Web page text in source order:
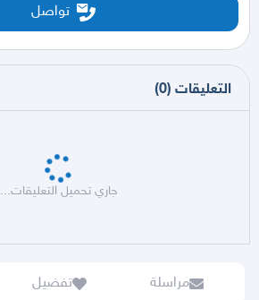
تواصل
التعليقات (
0
)
جاري تحميل التعليقات...
مراسلة تفضيل